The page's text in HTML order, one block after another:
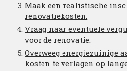
Maak een realistische
renovatiekosten.
Vraag naar eventuele
voor de renovatie.
Overweeg energiezuinige
kosten te verlagen op